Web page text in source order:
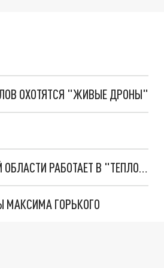
ОХОТЯТСЯ "ЖИВЫЕ ДРОНЫ"
САМЫЙ МАСТЕРОВИТЫЙ МОЛОДОЙ СВАРЩИК НИЖЕГОРОДСКОЙ ОБЛАСТИ РАБОТАЕТ В "ТЕПЛОЭНЕРГО"
МАКСИМА ГОРЬКОГО